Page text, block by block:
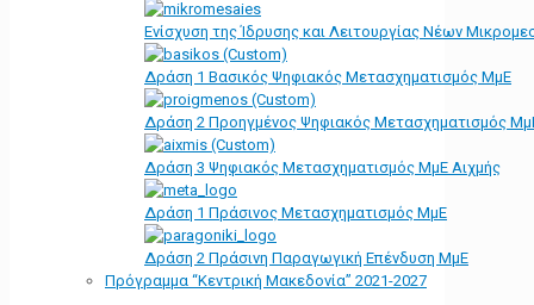
Ενίσχυση της Ίδρυσης και Λειτουργίας Νέων
Δράση 1 Βασικός Ψηφιακός Μετασχηματισμός ΜμΕ
Δράση 2 Προηγμένος Ψηφιακός Μετασχηματισμός
Δράση 3 Ψηφιακός Μετασχηματισμός ΜμΕ Αιχμής
Δράση 1 Πράσινος Μετασχηματισμός ΜμΕ
Δράση 2 Πράσινη Παραγωγική Επένδυση ΜμΕ
Πρόγραμμα “Κεντρική Μακεδονία” 2021-2027